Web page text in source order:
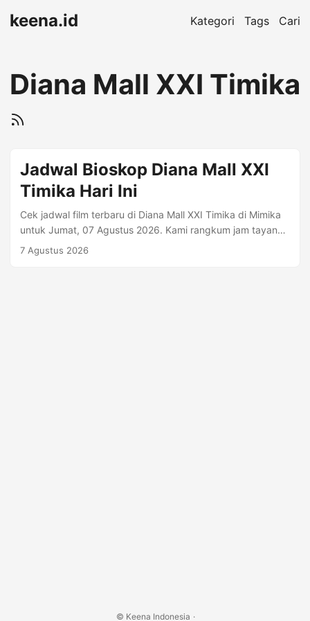
keena.id Kategori Tags Cari
Diana Mall XXI Timika
Jadwal Bioskop Diana Mall XXI
Timika Hari Ini
Cek jadwal film terbaru di Diana Mall XXI Timika di Mimika
untuk Jumat, 07 Agustus 2026. Kami rangkum jam tayang
per format (mis. Regular 2D, Premiere, IMAX) beserta harga
7 Agustus 2026
© Keena Indonesia ·